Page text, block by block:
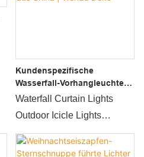
Kundenspezifische
Wasserfall-Vorhangleuchten
Hersteller Von
Aus China | Wenda Deko
Waterfall Curtain Lights
Outdoor Icicle Lights
Verglichen mit ähnlichen
Produkten auf dem Markt